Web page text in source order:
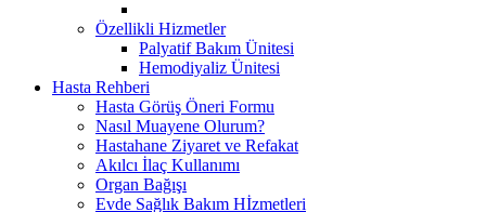
Özellikli Hizmetler
Palyatif Bakım Ünitesi
Hemodiyaliz Ünitesi
Hasta Rehberi
Hasta Görüş Öneri Formu
Nasıl Muayene Olurum?
Hastahane Ziyaret ve Refakat
Akılcı İlaç Kullanımı
Organ Bağışı
Evde Sağlık Bakım Hİzmetleri